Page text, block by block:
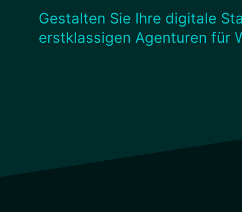
Gestalten Sie Ihre digitale
erstklassigen Agenturen für